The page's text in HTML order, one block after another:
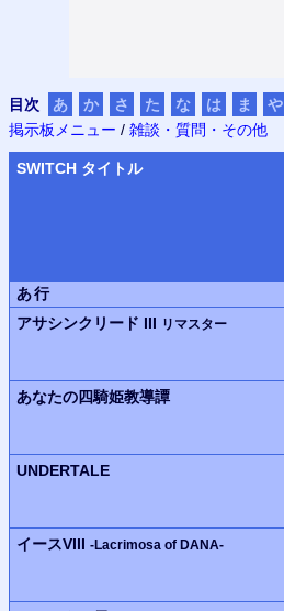
目次 あ か さ た な は ま や
掲示板メニュー / 雑談・質問・その他
SWITCH タイトル
あ行
アサシンクリード III リマスター
あなたの四騎姫教導譚
UNDERTALE
イースVIII -Lacrimosa of DANA-